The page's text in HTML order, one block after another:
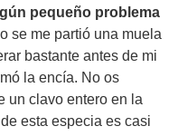
pequeño problema
se me partió una muela
bastante antes de mi
la encía. No os
un clavo entero en la
esta especia es casi